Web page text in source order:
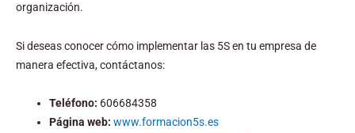
organización.
Si deseas conocer cómo implementar las 5S en tu empresa de
manera efectiva, contáctanos:
Teléfono: 606684358
Página web: www.formacion5s.es